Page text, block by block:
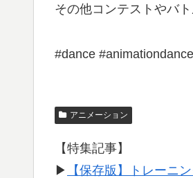
その他コンテストやバ
#dance
アニメーション
【特集記事】
▶︎
【保存版】トレーニ